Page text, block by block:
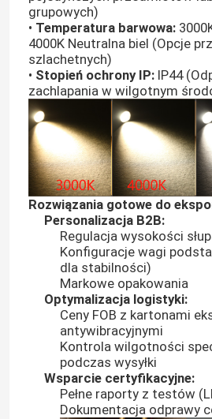
O nas
Wycieczka po fabryce
Kontrola jakości
Skontaktuj się z nami
Aktualności
Poprosić o wycenę
Taśma LED Neon
Neonowa elastyczna taśma
grupowych)
• Temperatura barwowa:
4000K Neutralna biel (Opcje
szlachetnych)
• Stopień ochrony IP:IP44
zachlapania w wilgotnym
Rozwiązania gotowe do
Personalizacja B2B:
Regulacja wysokości
Konfiguracje wagi
dla stabilności)
Markowe opakowania
Optymalizacja logistyki:
Ceny FOB z kartonami
antywibracyjnymi
Kontrola wilgotności
podczas wysyłki
Wsparcie certyfikacyjne:
Pełne raporty z testów
Dokumentacja odprawy